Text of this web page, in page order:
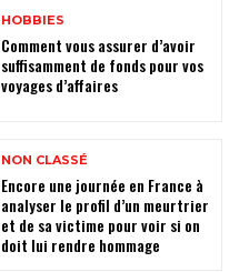
HOBBIES
Comment vous assurer d’avoir
suffisamment de fonds pour vos
voyages d’affaires
NON CLASSÉ
Encore une journée en France à
analyser le profil d’un meurtrier
et de sa victime pour voir si on
doit lui rendre hommage